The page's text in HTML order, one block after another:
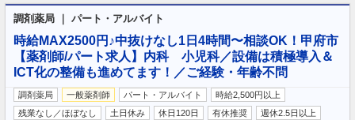
調剤薬局 ｜ パート・アルバイト
時給MAX2500円♪中抜けなし1日4時間〜相談OK！甲府市
【薬剤師/パート求人】内科 小児科／設備は積極導入＆
ICT化の整備も進めてます！／ご経験・年齢不問
調剤薬局 一般薬剤師 パート・アルバイト
時給2,500円以上
残業なし／ほぼなし
土日休み 休日120日 有休推奨
週休2.5日以上